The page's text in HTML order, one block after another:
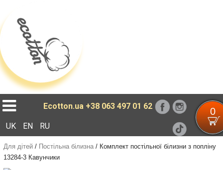
Ecotton.ua +38 063 497 01 62 0
UK EN RU
Для дітей/ Постільна білизна / Комплект постільної білизни з попліну
13284-3 Кавунчики